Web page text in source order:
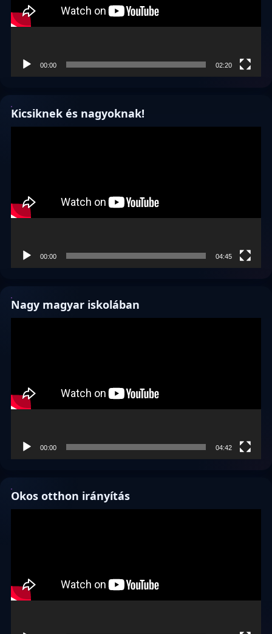
00:00 02:20
Kicsiknek és nagyoknak!
00:00 04:45
Nagy magyar iskolában
00:00 04:42
Okos otthon irányítás